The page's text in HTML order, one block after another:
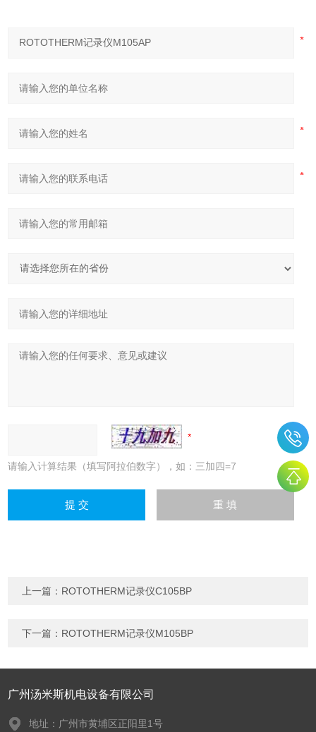
请输入计算结果（填写阿拉伯数字），如：三加四=7
上一篇： ROTOTHERM记录仪C105BP
下一篇： ROTOTHERM记录仪M105BP
广州汤米斯机电设备有限公司
地址：广州市黄埔区正阳里1号